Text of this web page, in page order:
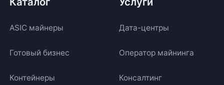
ASIC майнеры
Готовый бизнес
Контейнеры
Дата-центры
Оператор майнинга
Консалтинг